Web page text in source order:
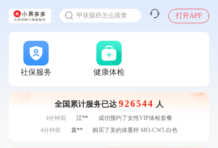
甲状腺癌怎么筛查
打开APP
社保服务 健康体检
全国累计服务已达 926544 人
7分钟前 谭**
购买了中粮可益康红豆薏米粉500g
刚刚
何**
购买了姚朵朵-1000g粗粮生活礼盒
刚刚
何**
购买了姚朵朵-1000g粗粮生活礼盒
成功预约了老年女性体检套餐
成功预约了老年女性体检套餐
1分钟前
成功预约了女性健康套餐二档
2分钟前
肖**
成功预约了坐班族体检套餐（男）
4分钟前
江**
成功预约了女性VIP体检套餐
4分钟前
袁**
购买了美的体重秤 MO-CW5 白色